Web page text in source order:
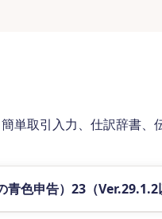
単取引入力、仕訳辞書、
青色申告）23（Ver.29.1.2